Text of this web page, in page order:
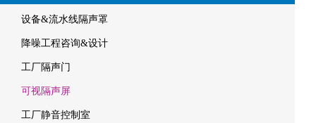
设备&流水线隔声罩
降噪工程咨询&设计
工厂隔声门
可视隔声屏
工厂静音控制室